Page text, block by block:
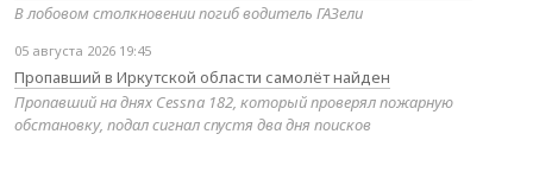
В лобовом столкновении погиб водитель ГАЗели
05 августа 2026 19:45
Пропавший в Иркутской области самолёт найден
Пропавший на днях Cessna 182, который проверял пожарную
обстановку, подал сигнал спустя два дня поисков